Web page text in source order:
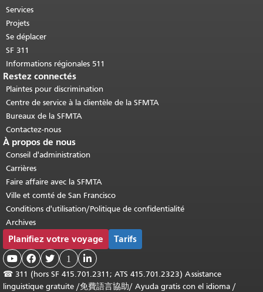
Retour au haut du contenu principal
Services
Projets
Se déplacer
SF 311
Informations régionales 511
Restez connectés
Plaintes pour discrimination
Centre de service à la clientèle de la SFMTA
Bureaux de la SFMTA
Contactez-nous
À propos de nous
Conseil d'administration
Carrières
Faire affaire avec la SFMTA
Ville et comté de San Francisco
Conditions d'utilisation/Politique de confidentialité
Archives
Planifiez votre voyage Tarifs
   1 
☎ 311 (hors SF 415.701.2311; ATS 415.701.2323) Assistance
linguistique gratuite /免費語言協助/ Ayuda gratis con el idioma /